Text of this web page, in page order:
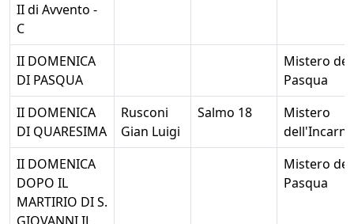
II di Avvento -
C
II DOMENICA
DI PASQUA
Mistero
Pasqua
II DOMENICA
DI QUARESIMA
Rusconi
Gian Luigi
Salmo 18
Mistero
II DOMENICA
DOPO IL
MARTIRIO DI S.
Mistero
Pasqua